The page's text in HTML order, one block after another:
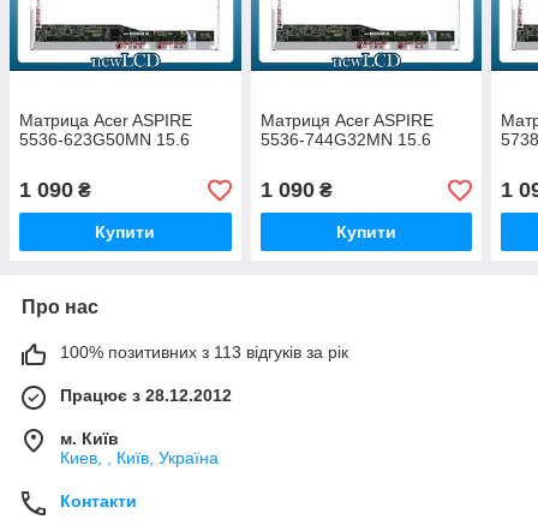
Матрица Acer ASPIRE
5536-623G50MN 15.6
1 090 ₴
Купити
Матриця Acer ASPIRE
5536-744G32MN 15.6
1 090₴
Купити
1
Про нас
100% позитивних з 113 відгуків за рік
Працює з 28.12.2012
м. Київ
Киев, , Київ, Україна
Контакти